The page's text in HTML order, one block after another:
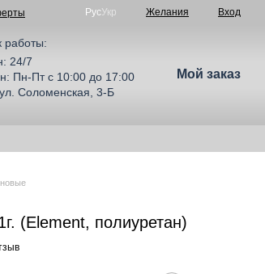
РусУкр Желания Вход
работы:
24/7
Пн-Пт с 10:00 до 17:00
ул. Соломенская, 3-Б
Мой заказ
(Element, полиуретан)